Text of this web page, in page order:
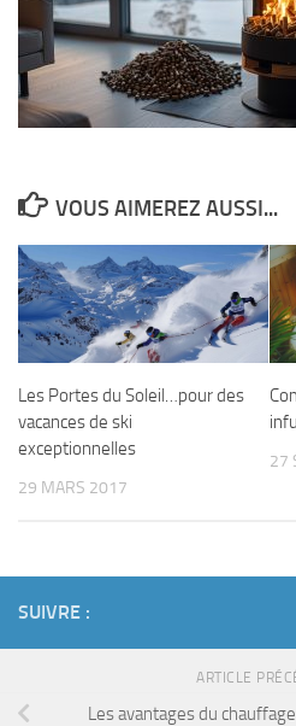
VOUS AIMEREZ AUSSI...
Les Portes du Soleil…pour des
vacances de ski
exceptionnelles
29 MARS 2017
27
SUIVRE :
ARTICLE
Les avantages du